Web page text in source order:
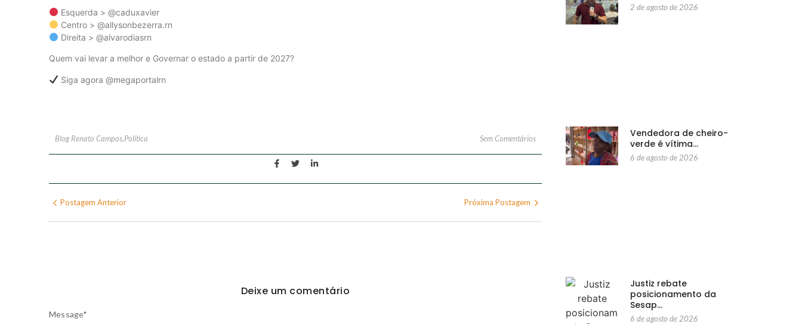
Esquerda > @caduxavier
Centro > @allysonbezerra.rn
Direita > @alvarodiasrn
Quem vai levar a melhor e Governar o estado a partir de 2027?
Siga agora @megaportalrn
Blog Renato Campos,Política Sem Comentários
Postagem Anterior Próxima Postagem
Deixe um comentário
Message*
2 de agosto de 2026
Vendedora de cheiro-
verde é vítima…
6 de agosto de 2026
Justiz rebate
posicionamento da
Sesap…
6 de agosto de 2026